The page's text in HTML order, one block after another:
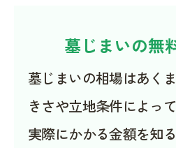
墓じまいの無
墓じまいの相場はあく
きさや立地条件によっ
実際にかかる金額を知